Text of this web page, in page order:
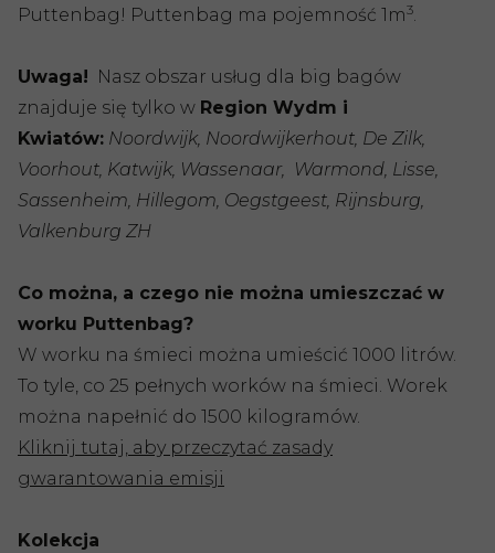
Puttenbag! Puttenbag ma pojemność 1m3.
Uwaga! Nasz obszar usług dla big bagów
znajduje się tylko w Region Wydm i
Kwiatów: Noordwijk, Noordwijkerhout, De Zilk,
Voorhout, Katwijk, Wassenaar, Warmond, Lisse,
Sassenheim, Hillegom, Oegstgeest, Rijnsburg,
Valkenburg ZH
Co można, a czego nie można umieszczać w
worku Puttenbag?
W worku na śmieci można umieścić 1000 litrów.
To tyle, co 25 pełnych worków na śmieci. Worek
można napełnić do 1500 kilogramów.
Kliknij tutaj, aby przeczytać zasady
gwarantowania emisji
Kolekcja